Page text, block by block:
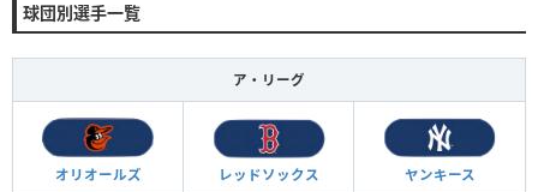
球団別選手一覧
ア・リーグ
オリオールズ レッドソックス ヤンキース